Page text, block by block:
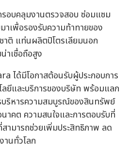
อบคลุมงานตรวจสอบ ซ่อมแซม
าเพื่อรองรับความท้าทายของ
าติ แท่นผลิตปิโตรเลียมนอก
าเชื่อถือสูง
ได้มีโอกาสต้อนรับผู้ประกอบการ
ลยีและบริการของบริษัท พร้อมแลก
บริหารความสมบูรณ์ของสินทรัพย์
คต ความสนใจและการตอบรับที่
ามารถช่วยเพิ่มประสิทธิภาพ ลด
นทั่วโลก